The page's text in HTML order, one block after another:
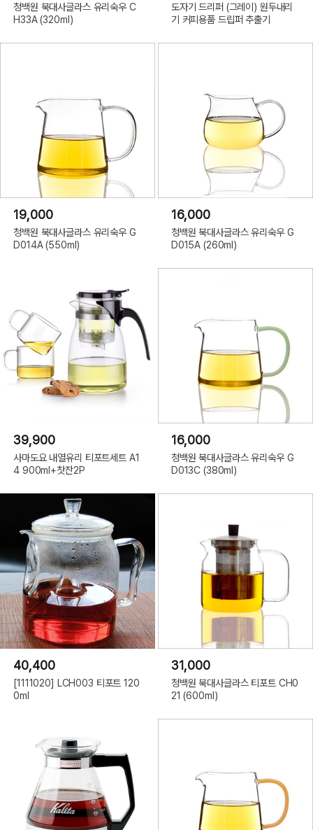
청백원 북대사글라스 유리숙우 C
H33A (320ml)
도자기 드리퍼 (그레이) 원두내리
기 커피용품 드립퍼 추출기
19,000
청백원 북대사글라스 유리숙우 G
D014A (550ml)
16,000
청백원 북대사글라스 유리숙우 G
D015A (260ml)
39,900
사마도요 내열유리 티포트세트 A1
4 900ml+찻잔2P
16,000
청백원 북대사글라스 유리숙우 G
D013C (380ml)
40,400
[1111020] LCH003 티포트 120
0ml
31,000
청백원 북대사글라스 티포트 CH0
21 (600ml)